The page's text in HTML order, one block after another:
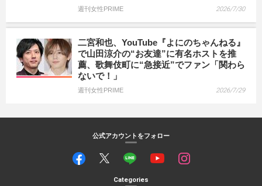
週刊女性PRIME 2026/7/30
二宮和也、YouTube『よにのちゃんねる』
で山田涼介の“お友達”に有名ホストを推
薦、歌舞伎町に“急接近”でファン「関わら
ないで！」
週刊女性PRIME 2026/7/29
公式アカウントをフォロー
Categories